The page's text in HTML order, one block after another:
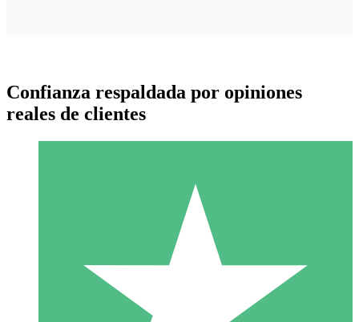
Paquetes de Créditos Individuales
Paga según el uso con créditos de descarga. Sin compromiso
Confianza respaldada por opiniones
reales de clientes